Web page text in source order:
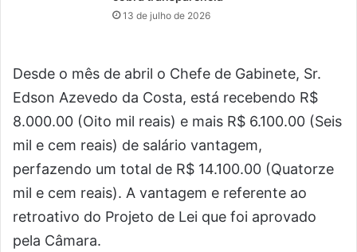
13 de julho de 2026
Desde o mês de abril o Chefe de Gabinete, Sr.
Edson Azevedo da Costa, está recebendo R$
8.000.00 (Oito mil reais) e mais R$ 6.100.00 (Seis
mil e cem reais) de salário vantagem,
perfazendo um total de R$ 14.100.00 (Quatorze
mil e cem reais). A vantagem e referente ao
retroativo do Projeto de Lei que foi aprovado
pela Câmara.